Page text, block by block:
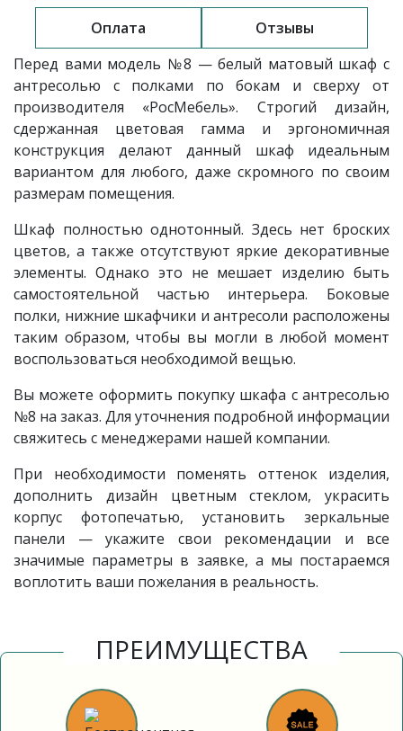
Оплата
Отзывы
Перед вами модель №8 — белый матовый шкаф с
антресолью с полками по бокам и сверху от
производителя «РосМебель». Строгий дизайн,
сдержанная цветовая гамма и эргономичная
конструкция делают данный шкаф идеальным
вариантом для любого, даже скромного по своим
размерам помещения.
Шкаф полностью однотонный. Здесь нет броских
цветов, а также отсутствуют яркие декоративные
элементы. Однако это не мешает изделию быть
самостоятельной частью интерьера. Боковые
полки, нижние шкафчики и антресоли расположены
таким образом, чтобы вы могли в любой момент
воспользоваться необходимой вещью.
Вы можете оформить покупку шкафа с антресолью
№8 на заказ. Для уточнения подробной информации
свяжитесь с менеджерами нашей компании.
При необходимости поменять оттенок изделия,
дополнить дизайн цветным стеклом, украсить
корпус фотопечатью, установить зеркальные
панели — укажите свои рекомендации и все
значимые параметры в заявке, а мы постараемся
воплотить ваши пожелания в реальность.
ПРЕИМУЩЕСТВА